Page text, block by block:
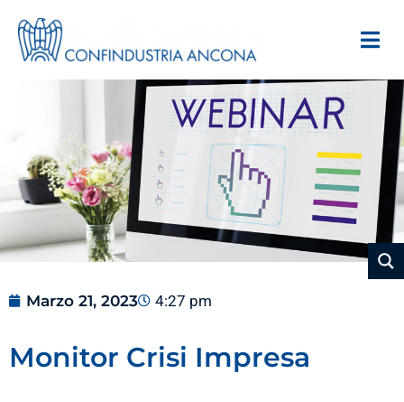
Marzo 21, 2023 4:27 pm
Monitor Crisi Impresa